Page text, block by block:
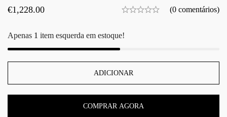
€1,228.00 (0 comentários)
Apenas 1 item esquerda em estoque!
ADICIONAR
COMPRAR AGORA